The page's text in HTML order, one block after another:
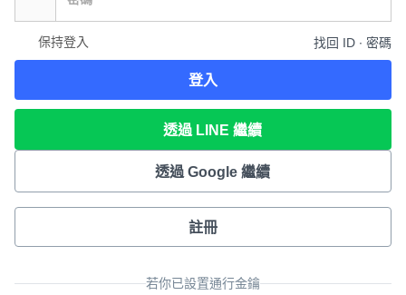
保持登入 找回 ID ∙ 密碼
登入
透過 LINE 繼續
透過 Google 繼續
註冊
若你已設置通行金鑰